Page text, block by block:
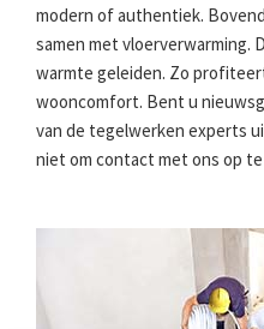
modern of authentiek.
samen met vloerverwarming.
warmte geleiden. Zo
wooncomfort. Bent u
van de tegelwerken experts
niet om contact met ons op te